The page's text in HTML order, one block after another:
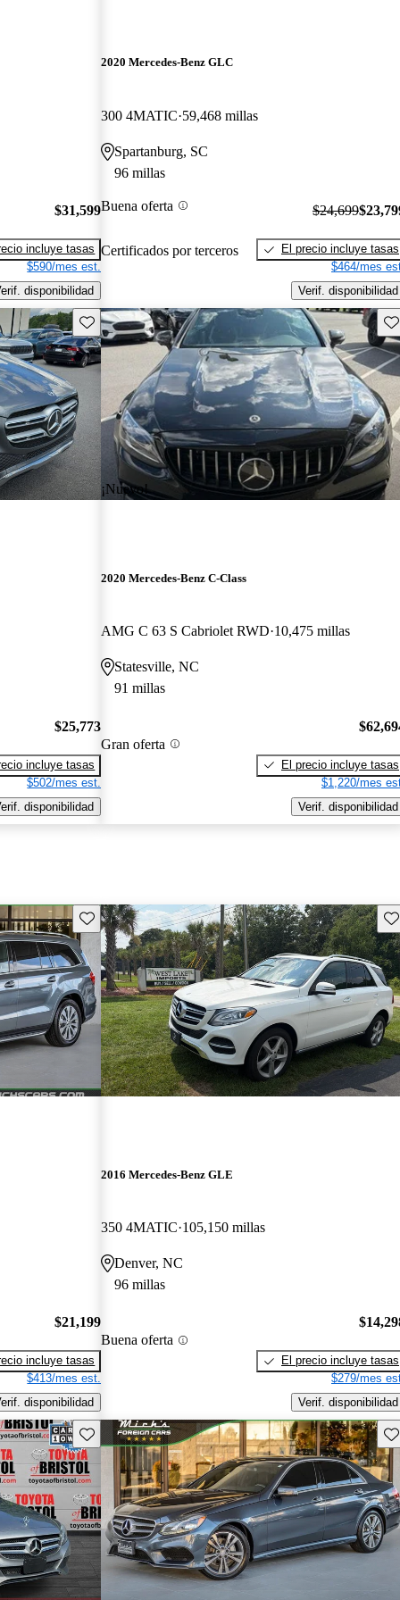
$31,599
incluye tasas
$590/mes est.
disponibilidad
2020 Mercedes-Benz GLC
300 4MATIC 59,468 millas
Spartanburg, SC
96 millas
Buena oferta
Certificados por terceros
$24,699
El precio incluye tasas
$464/mes
Verif. disponibilidad
Guarda este Aviso
$25,773
incluye tasas
$502/mes est.
disponibilidad
¡Nuevo!
2020 Mercedes-Benz C-Class
AMG C 63 S Cabriolet RWD 10,475 millas
Statesville, NC
91 millas
Gran oferta
El precio incluye tasas
$1,220/mes
Verif. disponibilidad
Guarda este Aviso
$21,199
incluye tasas
$413/mes est.
disponibilidad
2016 Mercedes-Benz GLE
350 4MATIC 105,150 millas
Denver, NC
96 millas
Buena oferta
El precio incluye tasas
$279/mes
Verif. disponibilidad
Guarda este Aviso